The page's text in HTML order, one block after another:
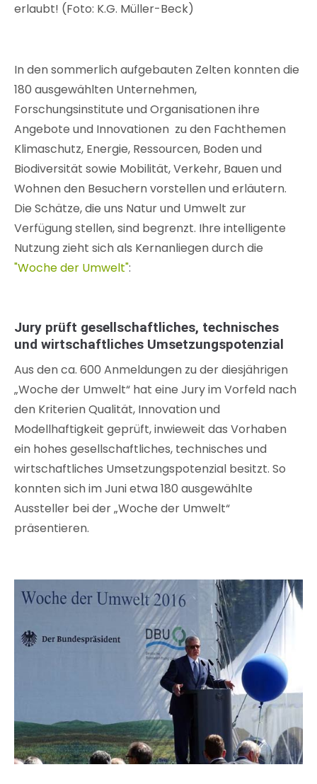
erlaubt! (Foto: K.G. Müller-Beck)
In den sommerlich aufgebauten Zelten konnten die
180 ausgewählten Unternehmen,
Forschungsinstitute und Organisationen ihre
Angebote und Innovationen zu den Fachthemen
Klimaschutz, Energie, Ressourcen, Boden und
Biodiversität sowie Mobilität, Verkehr, Bauen und
Wohnen den Besuchern vorstellen und erläutern.
Die Schätze, die uns Natur und Umwelt zur
Verfügung stellen, sind begrenzt. Ihre intelligente
Nutzung zieht sich als Kernanliegen durch die
"Woche der Umwelt":
Jury prüft gesellschaftliches, technisches
und wirtschaftliches Umsetzungspotenzial
Aus den ca. 600 Anmeldungen zu der diesjährigen
„Woche der Umwelt“ hat eine Jury im Vorfeld nach
den Kriterien Qualität, Innovation und
Modellhaftigkeit geprüft, inwieweit das Vorhaben
ein hohes gesellschaftliches, technisches und
wirtschaftliches Umsetzungspotenzial besitzt. So
konnten sich im Juni etwa 180 ausgewählte
Aussteller bei der „Woche der Umwelt“
präsentieren.